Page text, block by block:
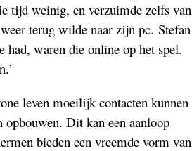
tijd weinig, en verzuimde zelfs van
terug wilde naar zijn pc. Stefan
had, waren die online op het spel.
leven moeilijk contacten kunnen
Dit kan een aanloop
bieden een vreemde vorm van